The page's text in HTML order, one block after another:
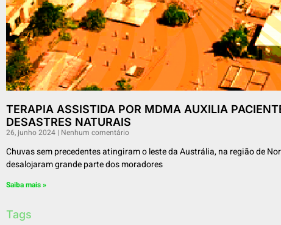
TERAPIA ASSISTIDA POR MDMA AUXILIA
DESASTRES NATURAIS
26, junho 2024 Nenhum comentário
Chuvas sem precedentes atingiram o leste da Austrália, na região de
desalojaram grande parte dos moradores
Saiba mais »
Tags